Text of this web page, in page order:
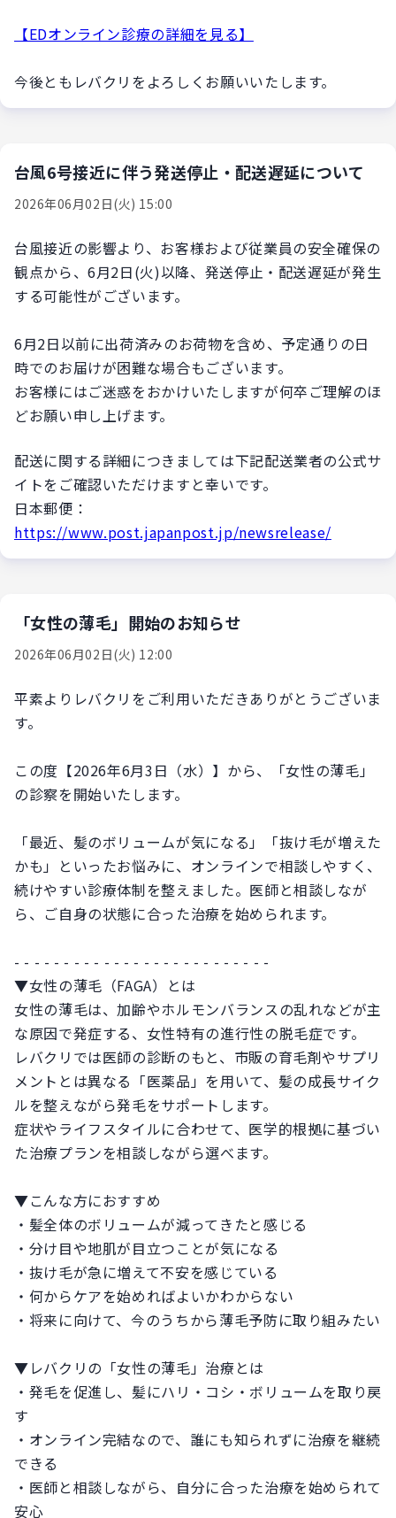
【EDオンライン診療の詳細を見る】
今後ともレバクリをよろしくお願いいたします。
台風6号接近に伴う発送停止・配送遅延について
2026年06月02日(火) 15:00
台風接近の影響より、お客様および従業員の安全確保の
観点から、6月2日(火)以降、発送停止・配送遅延が発生
する可能性がございます。
6月2日以前に出荷済みのお荷物を含め、予定通りの日
時でのお届けが困難な場合もございます。
お客様にはご迷惑をおかけいたしますが何卒ご理解のほ
どお願い申し上げます。
配送に関する詳細につきましては下記配送業者の公式サ
イトをご確認いただけますと幸いです。
日本郵便：
https://www.post.japanpost.jp/newsrelease/
「女性の薄毛」開始のお知らせ
2026年06月02日(火) 12:00
平素よりレバクリをご利用いただきありがとうございま
す。
この度【2026年6月3日（水）】から、「女性の薄毛」
の診察を開始いたします。
「最近、髪のボリュームが気になる」「抜け毛が増えた
かも」といったお悩みに、オンラインで相談しやすく、
続けやすい診療体制を整えました。医師と相談しなが
ら、ご自身の状態に合った治療を始められます。
- - - - - - - - - - - - - - - - - - - - - - - - - -
▼女性の薄毛（FAGA）とは
女性の薄毛は、加齢やホルモンバランスの乱れなどが主
な原因で発症する、女性特有の進行性の脱毛症です。
レバクリでは医師の診断のもと、市販の育毛剤やサプリ
メントとは異なる「医薬品」を用いて、髪の成長サイク
ルを整えながら発毛をサポートします。
症状やライフスタイルに合わせて、医学的根拠に基づい
た治療プランを相談しながら選べます。
▼こんな方におすすめ
・髪全体のボリュームが減ってきたと感じる
・分け目や地肌が目立つことが気になる
・抜け毛が急に増えて不安を感じている
・何からケアを始めればよいかわからない
・将来に向けて、今のうちから薄毛予防に取り組みたい
▼レバクリの「女性の薄毛」治療とは
・発毛を促進し、髪にハリ・コシ・ボリュームを取り戻
す
・オンライン完結なので、誰にも知られずに治療を継続
できる
・医師と相談しながら、自分に合った治療を始められて
安心